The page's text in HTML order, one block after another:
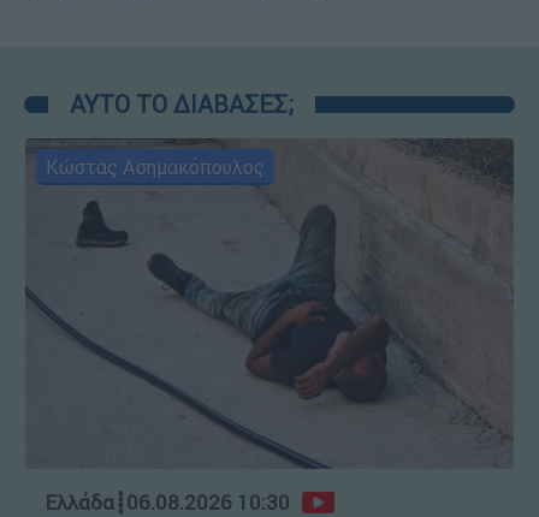
ΑΥΤΟ ΤΟ ΔΙΑΒΑΣΕΣ;
Κώστας Ασημακόπουλος
Ελλάδα┋06.08.2026 10:30